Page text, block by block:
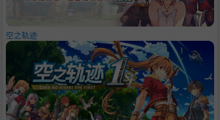
空之轨迹